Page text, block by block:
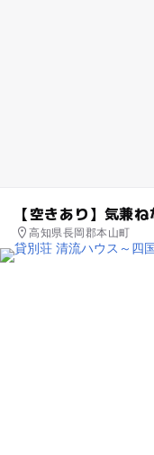
【空きあり】気兼
高知県長岡郡本山町